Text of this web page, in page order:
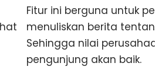
Fitur ini berguna untuk
menuliskan berita
Sehingga nilai
pengunjung akan baik.